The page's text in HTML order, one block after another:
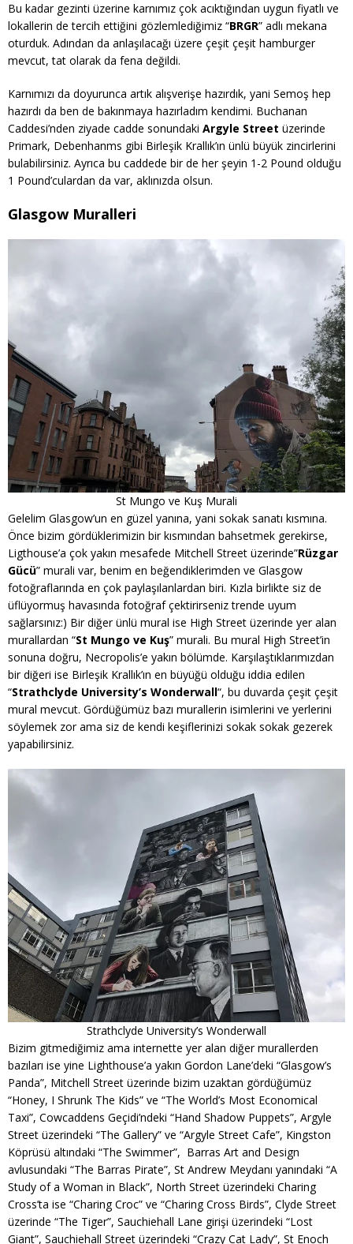
Bu kadar gezinti üzerine karnımız çok acıktığından uygun fiyatlı ve
lokallerin de tercih ettiğini gözlemlediğimiz “BRGR” adlı mekana
oturduk. Adından da anlaşılacağı üzere çeşit çeşit hamburger
mevcut, tat olarak da fena değildi.
Karnımızı da doyurunca artık alışverişe hazırdık, yani Semoş hep
hazırdı da ben de bakınmaya hazırladım kendimi. Buchanan
Caddesi’nden ziyade cadde sonundaki Argyle Street üzerinde
Primark, Debenhanms gibi Birleşik Krallık’ın ünlü büyük zincirlerini
bulabilirsiniz. Ayrıca bu caddede bir de her şeyin 1-2 Pound olduğu
1 Pound’culardan da var, aklınızda olsun.
Glasgow Muralleri
St Mungo ve Kuş Murali
Gelelim Glasgow’un en güzel yanına, yani sokak sanatı kısmına.
Önce bizim gördüklerimizin bir kısmından bahsetmek gerekirse,
Ligthouse’a çok yakın mesafede Mitchell Street üzerinde”Rüzgar
Gücü” murali var, benim en beğendiklerimden ve Glasgow
fotoğraflarında en çok paylaşılanlardan biri. Kızla birlikte siz de
üflüyormuş havasında fotoğraf çektirirseniz trende uyum
sağlarsınız:) Bir diğer ünlü mural ise High Street üzerinde yer alan
murallardan “St Mungo ve Kuş” murali. Bu mural High Street’in
sonuna doğru, Necropolis’e yakın bölümde. Karşılaştıklarımızdan
bir diğeri ise Birleşik Krallık’ın en büyüğü olduğu iddia edilen
“Strathclyde University’s Wonderwall“, bu duvarda çeşit çeşit
mural mevcut. Gördüğümüz bazı murallerin isimlerini ve yerlerini
söylemek zor ama siz de kendi keşiflerinizi sokak sokak gezerek
yapabilirsiniz.
Strathclyde University’s Wonderwall
Bizim gitmediğimiz ama internette yer alan diğer murallerden
bazıları ise yine Lighthouse’a yakın Gordon Lane’deki “Glasgow’s
Panda”, Mitchell Street üzerinde bizim uzaktan gördüğümüz
“Honey, I Shrunk The Kids” ve “The World’s Most Economical
Taxi”, Cowcaddens Geçidi’ndeki “Hand Shadow Puppets”, Argyle
Street üzerindeki “The Gallery” ve “Argyle Street Cafe”, Kingston
Köprüsü altındaki “The Swimmer”, Barras Art and Design
avlusundaki “The Barras Pirate”, St Andrew Meydanı yanındaki “A
Study of a Woman in Black”, North Street üzerindeki Charing
Cross’ta ise “Charing Croc” ve “Charing Cross Birds”, Clyde Street
üzerinde “The Tiger”, Sauchiehall Lane girişi üzerindeki “Lost
Giant”, Sauchiehall Street üzerindeki “Crazy Cat Lady”, St Enoch